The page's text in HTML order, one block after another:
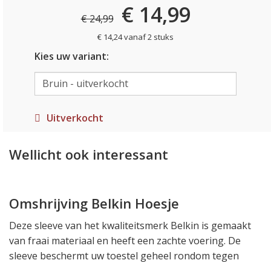
€ 24,99 € 14,99
€ 14,24 vanaf 2 stuks
Kies uw variant:
Uitverkocht
Wellicht ook interessant
Omshrijving Belkin Hoesje
Deze sleeve van het kwaliteitsmerk Belkin is gemaakt
van fraai materiaal en heeft een zachte voering. De
sleeve beschermt uw toestel geheel rondom tegen